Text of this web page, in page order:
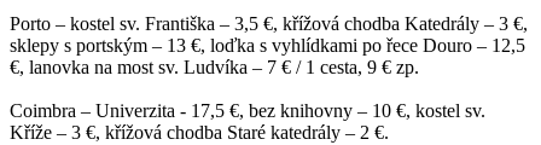
Porto – kostel sv. Františka – 3,5 €, křížová chodba Katedrály – 3 €,
sklepy s portským – 13 €, loďka s vyhlídkami po řece Douro – 12,5
€, lanovka na most sv. Ludvíka – 7 € / 1 cesta, 9 € zp.
Coimbra – Univerzita - 17,5 €, bez knihovny – 10 €, kostel sv.
Kříže – 3 €, křížová chodba Staré katedrály – 2 €.